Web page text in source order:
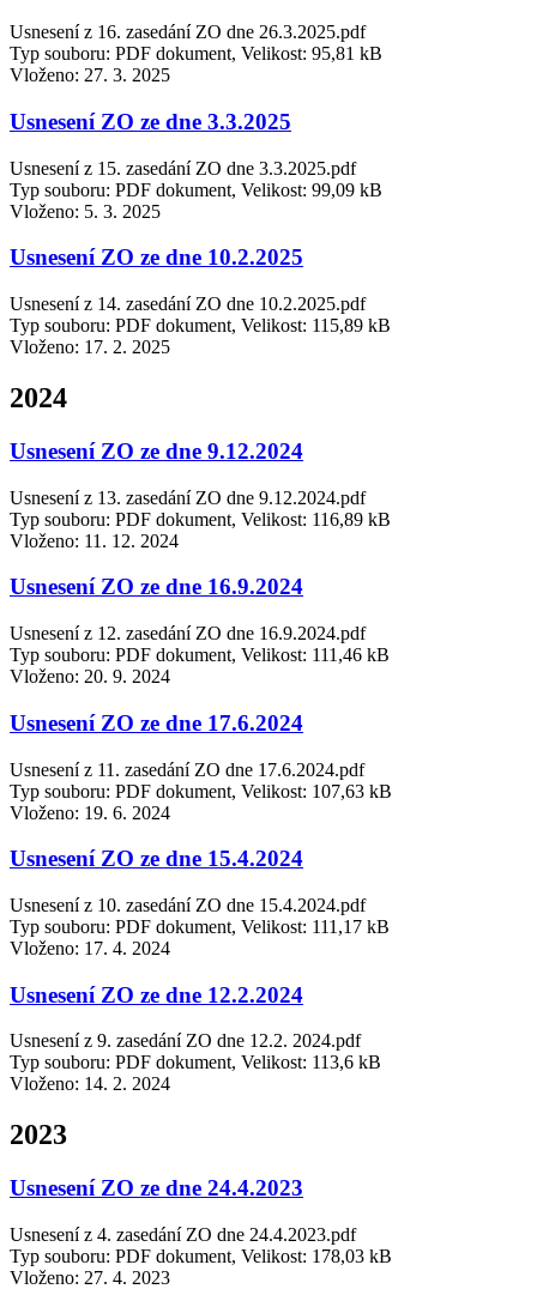
Usnesení z 16. zasedání ZO dne 26.3.2025.pdf
Typ souboru: PDF dokument, Velikost: 95,81 kB
Vloženo: 27. 3. 2025
Usnesení ZO ze dne 3.3.2025
Usnesení z 15. zasedání ZO dne 3.3.2025.pdf
Typ souboru: PDF dokument, Velikost: 99,09 kB
Vloženo: 5. 3. 2025
Usnesení ZO ze dne 10.2.2025
Usnesení z 14. zasedání ZO dne 10.2.2025.pdf
Typ souboru: PDF dokument, Velikost: 115,89 kB
Vloženo: 17. 2. 2025
2024
Usnesení ZO ze dne 9.12.2024
Usnesení z 13. zasedání ZO dne 9.12.2024.pdf
Typ souboru: PDF dokument, Velikost: 116,89 kB
Vloženo: 11. 12. 2024
Usnesení ZO ze dne 16.9.2024
Usnesení z 12. zasedání ZO dne 16.9.2024.pdf
Typ souboru: PDF dokument, Velikost: 111,46 kB
Vloženo: 20. 9. 2024
Usnesení ZO ze dne 17.6.2024
Usnesení z 11. zasedání ZO dne 17.6.2024.pdf
Typ souboru: PDF dokument, Velikost: 107,63 kB
Vloženo: 19. 6. 2024
Usnesení ZO ze dne 15.4.2024
Usnesení z 10. zasedání ZO dne 15.4.2024.pdf
Typ souboru: PDF dokument, Velikost: 111,17 kB
Vloženo: 17. 4. 2024
Usnesení ZO ze dne 12.2.2024
Usnesení z 9. zasedání ZO dne 12.2. 2024.pdf
Typ souboru: PDF dokument, Velikost: 113,6 kB
Vloženo: 14. 2. 2024
2023
Usnesení ZO ze dne 24.4.2023
Usnesení z 4. zasedání ZO dne 24.4.2023.pdf
Typ souboru: PDF dokument, Velikost: 178,03 kB
Vloženo: 27. 4. 2023